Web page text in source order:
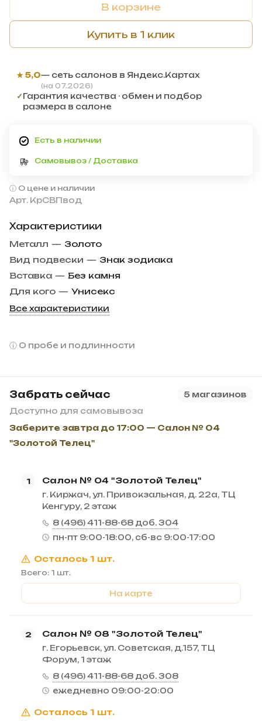
Арт. КрСВПвод
Характеристики
Металл — Золото
Вид подвески — Знак зодиака
Вставка — Без камня
Для кого — Унисекс
Все характеристики
О пробе и подлинности
Забрать сейчас
5 магазинов
Доступно для самовывоза
Заберите завтра до 17:00 — Салон № 04
"Золотой Телец"
1 Салон № 04 "Золотой Телец"
г. Киржач, ул. Привокзальная, д. 22а, ТЦ
Кенгуру, 2 этаж
8 (496) 411-88-68 доб. 304
пн-пт 9:00-18:00, сб-вс 9:00-17:00
Осталось 1 шт.
Всего: 1 шт.
На карте
2 Салон № 08 "Золотой Телец"
г. Егорьевск, ул. Советская, д.157, ТЦ
Форум, 1 этаж
8 (496) 411-88-68 доб. 308
ежедневно 09:00-20:00
Осталось 1 шт.
В корзине
Купить в 1 клик
★ 5,0— сеть салонов в Яндекс.Картах
(на 07.2026)
✓Гарантия качества · обмен и подбор
размера в салоне
Есть в наличии
Самовывоз / Доставка
О цене и наличии